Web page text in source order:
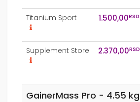
Titanium Sport 1.500,00RSD
Supplement Store 2.370,00RSD
GainerMass Pro - 4.55 kg